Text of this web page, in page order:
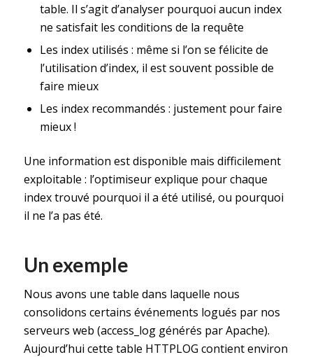
table. Il s’agit d’analyser pourquoi aucun index
ne satisfait les conditions de la requête
Les index utilisés : même si l’on se félicite de
l’utilisation d’index, il est souvent possible de
faire mieux
Les index recommandés : justement pour faire
mieux !
Une information est disponible mais difficilement
exploitable : l’optimiseur explique pour chaque
index trouvé pourquoi il a été utilisé, ou pourquoi
il ne l’a pas été.
Un exemple
Nous avons une table dans laquelle nous
consolidons certains événements logués par nos
serveurs web (access_log générés par Apache).
Aujourd’hui cette table HTTPLOG contient environ